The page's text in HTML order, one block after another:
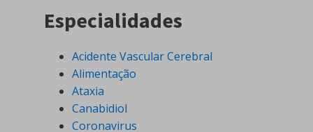
Especialidades
Acidente Vascular Cerebral
Alimentação
Ataxia
Canabidiol
Coronavirus